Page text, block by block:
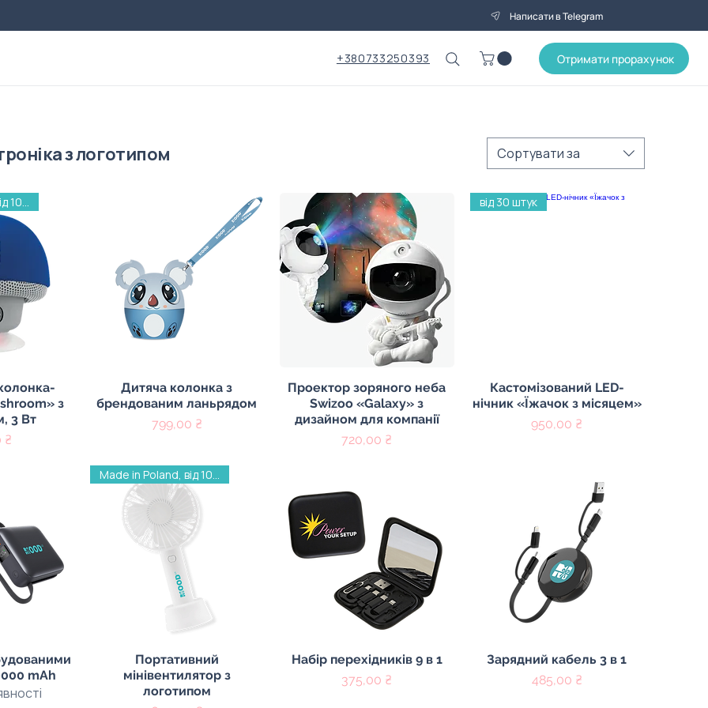
Написати в Telegram
+380733250393 Отримати прорахунок
Сортувати за
Made in Poland, від 100 шт
з
3 Вт
₴
Швидкий перегляд
Дитяча колонка з
брендованим ланьрядом
Ціна
799,00 ₴
Швидкий перегляд
Проектор зоряного неба
Swizoo «Galaxy» з
дизайном для компанії
Ціна
720,00 ₴
Швидкий перегляд
від 30 штук
Кастомізований LED-
нічник «Їжачок з місяцем»
Ціна
950,00 ₴
mAh
Швидкий перегляд
Made in Poland, від 100 шт
Портативний
мінівентилятор з
логотипом
Швидкий перегляд
Набір перехідників 9 в 1
Ціна
375,00 ₴
Швидкий перегляд
Зарядний кабель 3 в 1
Ціна
485,00 ₴
з логотипом